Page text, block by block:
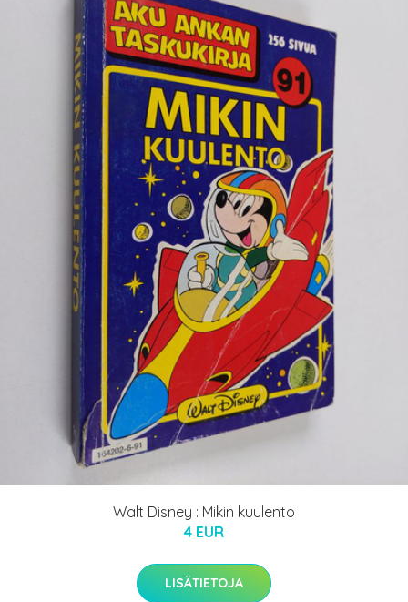
Walt Disney : Mikin kuulento
4 EUR
LISÄTIETOJA